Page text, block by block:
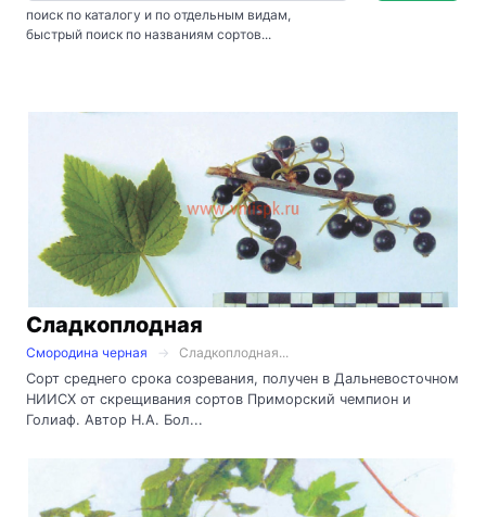
поиск по каталогу и по отдельным видам,
быстрый поиск по названиям сортов...
Сладкоплодная
Смородина черная
Сладкоплодная...
Сорт среднего срока созревания, получен в Дальневосточном
НИИСХ от скрещивания сортов Приморский чемпион и
Голиаф. Автор Н.А. Бол...